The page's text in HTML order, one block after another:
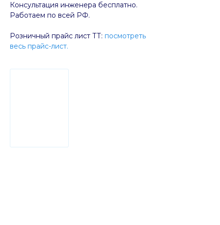
Консультация инженера бесплатно.
Работаем по всей РФ.
Розничный прайс лист ТТ: посмотреть
весь прайс-лист.